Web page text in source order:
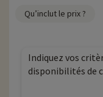
Qu’inclut le prix ?
Indiquez vos
disponibilités de